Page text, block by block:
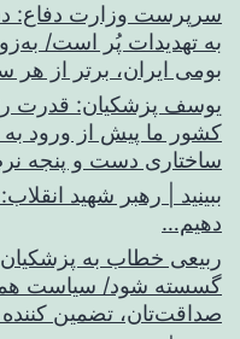
سرپرست وزارت دفاع:
به تهدیدات پُر است/
بومی ایران، برتر از
یوسف پزشکیان: قدرت
کشور ما پیش از ورود به
ساختاری دست و پنجه
ببینید | رهبر شهید
دهیم…
ربیعی خطاب به
گسسته شود/ سیاست
صداقت‌تان، تضمین